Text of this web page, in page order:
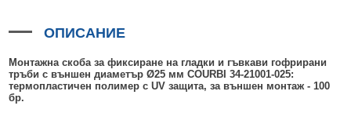
БЕЗЖИЧНИ ДЕТЕКТОРИ ЗА ПОЖАР, ДИМ, ТОПЛИНА И ВЪГЛЕРОДЕН
БЕЗЖИЧНИ КЛАВИАТУРИ AJAX
БЕЗКОНТАКТНИ RFID КАРТИ И ЧИПОВЕ ЗА КЛАВИАТУРИ
БЕЗЖИЧНИ МОДУЛИ И АКСЕСОАРИ ЗА HIKVISION AX PRO
КОМПЛЕКТИ БЕЗЖИЧНИ АЛАРМЕНИ СИСТЕМИ AX PRO
BETALINE, СТОЯЩИ С ОТВАРЯЕМИ И ЗАКЛЮЧВАЩИ СЕ СТРАНИЦИ
УПОТРЕБЯВАНА ТЕХНИКА
ОПИСАНИЕ
Монтажна скоба за фиксиране на гладки и гъвкави гофрирани
тръби с външен диаметър Ø25 мм COURBI 34-21001-025:
термопластичен полимер сUVзащита, за външен монтаж -100
бр.